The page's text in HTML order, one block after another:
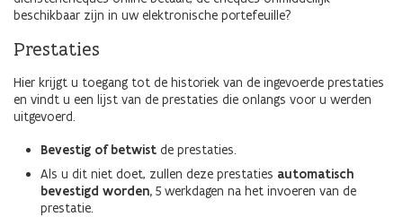
beschikbaar zijn in uw elektronische portefeuille?
Prestaties
Hier krijgt u toegang tot de historiek van de ingevoerde prestaties
en vindt u een lijst van de prestaties die onlangs voor u werden
uitgevoerd.
Bevestig of betwist de prestaties.
Als u dit niet doet, zullen deze prestaties automatisch
bevestigd worden, 5 werkdagen na het invoeren van de
prestatie.